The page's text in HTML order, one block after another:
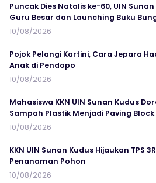
Puncak Dies Natalis ke-60, UIN
Guru Besar dan Launching Buku
10/08/2026
Pojok Pelangi Kartini, Cara Jepara
Anak di Pendopo
10/08/2026
Mahasiswa KKN UIN Sunan Kudus
Sampah Plastik Menjadi Paving
10/08/2026
KKN UIN Sunan Kudus Hijaukan TPS
Penanaman Pohon
10/08/2026